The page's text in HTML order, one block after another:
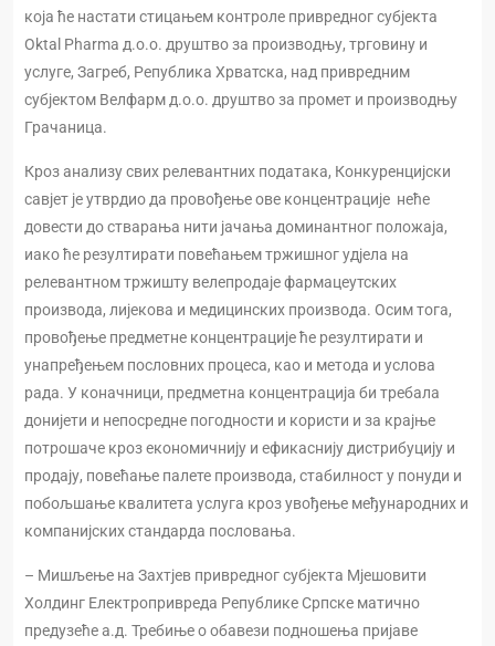
која ће настати стицањем контроле привредног субјекта
Oktal Pharma д.о.о. друштво за производњу, трговину и
услуге, Загреб, Република Хрватска, над привредним
субјектом Велфарм д.о.о. друштво за промет и производњу
Грачаница.
Кроз анализу свих релевантних података, Конкуренцијски
савјет је утврдио да провођење ове концентрације неће
довести до стварања нити јачања доминантног положаја,
иако ће резултирати повећањем тржишног удјела на
релевантном тржишту велепродаје фармацеутских
производа, лијекова и медицинских производа. Осим тога,
провођење предметне концентрације ће резултирати и
унапређењем пословних процеса, као и метода и услова
рада. У коначници, предметна концентрација би требала
донијети и непосредне погодности и користи и за крајње
потрошаче кроз економичнију и ефикаснију дистрибуцију и
продају, повећање палете производа, стабилност у понуди и
побољшање квалитета услуга кроз увођење међународних и
компанијских стандарда пословања.
– Мишљење на Захтјев привредног субјекта Мјешовити
Холдинг Електропривреда Републике Српске матично
предузеће а.д. Требиње о обавези подношења пријаве